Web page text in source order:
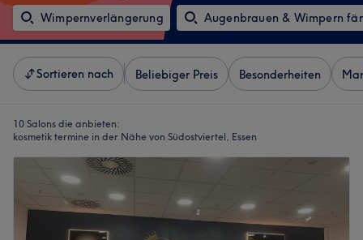
Wimpernverlängerung
Augenbrauen & Wimpern
Sortieren nach Beliebiger Preis Besonderheiten
10 Salons die anbieten:
kosmetik termine in der Nähe von Südostviertel, Essen